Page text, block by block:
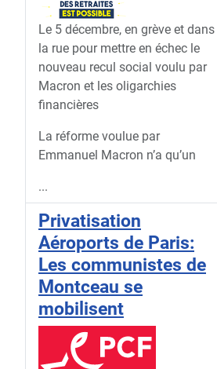
Le 5 décembre, en grève et dans
la rue pour mettre en échec le
nouveau recul social voulu par
Macron et les oligarchies
financières
La réforme voulue par
Emmanuel Macron n’a qu’un
...
Privatisation
Aéroports de Paris:
Les communistes de
Montceau se
mobilisent